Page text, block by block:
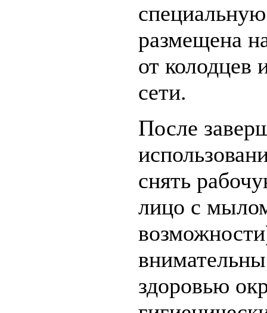
размещена
от колодцев
сети.
После
снять
лицо с
здоровью